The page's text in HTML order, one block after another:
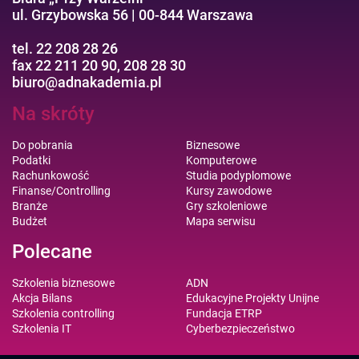
ul. Grzybowska 56 | 00-844 Warszawa
tel. 22 208 28 26
fax 22 211 20 90, 208 28 30
biuro@adnakademia.pl
Na skróty
Do pobrania
Podatki
Rachunkowość
Finanse/Controlling
Branże
Budżet
Biznesowe
Komputerowe
Studia podyplomowe
Kursy zawodowe
Gry szkoleniowe
Mapa serwisu
Polecane
Szkolenia biznesowe
Akcja Bilans
Szkolenia controlling
Szkolenia IT
ADN
Edukacyjne Projekty Unijne
Fundacja ETRP
Cyberbezpieczeństwo